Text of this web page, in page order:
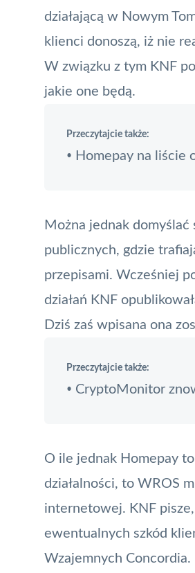
działającą w Nowym
klienci donoszą, iż nie
W związku z tym KNF
jakie one będą.
Przeczytajcie także:
• Homepay na liście
Można jednak
publicznych, gdzie
przepisami. Wcześniej
działań KNF
Dziś zaś wpisana ona
Przeczytajcie także:
• CryptoMonitor
O ile jednak Homepay
działalności, to WROS
internetowej. KNF
ewentualnych szkód
Wzajemnych Concordia.